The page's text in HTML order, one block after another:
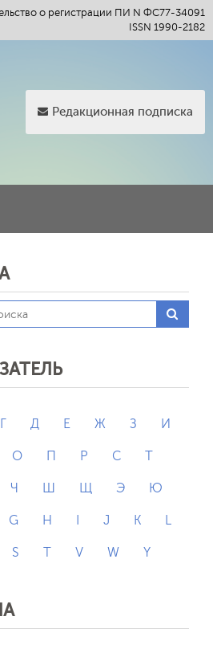
о регистрации ПИ N ФС77-34091
ISSN 1990-2182
Редакционная подписка
Г Д Е Ж З И
О П Р С Т
Ч Ш Щ Э Ю
G H J K L
S T V W Y